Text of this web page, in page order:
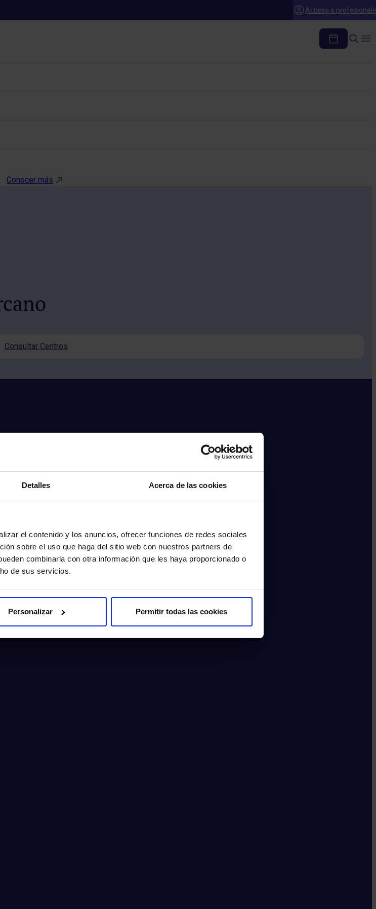
Detalles Acerca de las cookies
el contenido y los anuncios, ofrecer funciones de redes sociales
sobre el uso que haga del sitio web con nuestros partners de
combinarla con otra información que les haya proporcionado o
de sus servicios.
Personalizar Permitir todas las cookies
Acceso a
Conocer más
Consultar Centros